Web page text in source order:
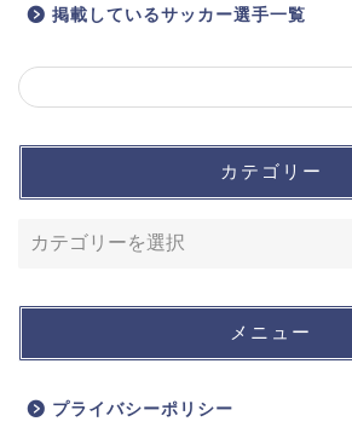
掲載しているサッカー選手一覧
カテゴリー
メニュー
プライバシーポリシー